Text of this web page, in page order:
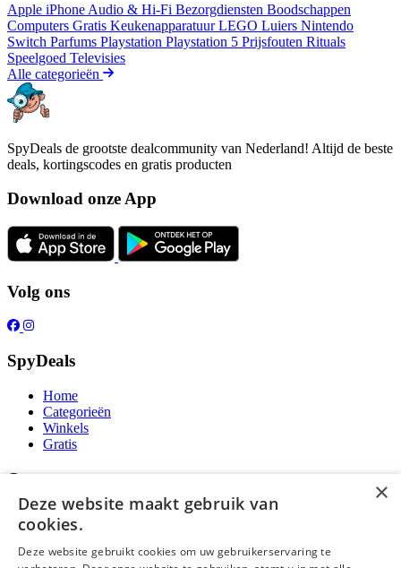
Apple iPhone Audio & Hi-Fi Bezorgdiensten Boodschappen
Computers Gratis KeukenapparatuurLEGO Luiers Nintendo
Switch Parfums Playstation Playstation 5 Prijsfouten Rituals
Speelgoed Televisies
Alle categorieën
SpyDeals de grootste dealcommunity van Nederland! Altijd de beste
deals, kortingscodes en gratis producten
Download onze App
Volg ons
SpyDeals
Home
Categorieën
Winkels
Gratis
Over ons
Over ons
Contact
Publicatieregels
×
Deze website maakt gebruik van
cookies.
Deze website gebruikt cookies om uw gebruikerservaring te